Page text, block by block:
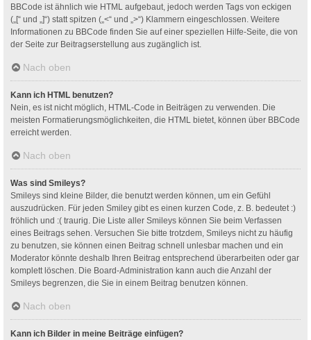
BBCode ist ähnlich wie HTML aufgebaut, jedoch werden Tags von eckigen
(„[“ und „]“) statt spitzen („<“ und „>“) Klammern eingeschlossen. Weitere
Informationen zu BBCode finden Sie auf einer speziellen Hilfe-Seite, die von
der Seite zur Beitragserstellung aus zugänglich ist.
Nach oben
Kann ich HTML benutzen?
Nein, es ist nicht möglich, HTML-Code in Beiträgen zu verwenden. Die
meisten Formatierungsmöglichkeiten, die HTML bietet, können über BBCode
erreicht werden.
Nach oben
Was sind Smileys?
Smileys sind kleine Bilder, die benutzt werden können, um ein Gefühl
auszudrücken. Für jeden Smiley gibt es einen kurzen Code, z. B. bedeutet :)
fröhlich und :( traurig. Die Liste aller Smileys können Sie beim Verfassen
eines Beitrags sehen. Versuchen Sie bitte trotzdem, Smileys nicht zu häufig
zu benutzen, sie können einen Beitrag schnell unlesbar machen und ein
Moderator könnte deshalb Ihren Beitrag entsprechend überarbeiten oder gar
komplett löschen. Die Board-Administration kann auch die Anzahl der
Smileys begrenzen, die Sie in einem Beitrag benutzen können.
Nach oben
Kann ich Bilder in meine Beiträge einfügen?